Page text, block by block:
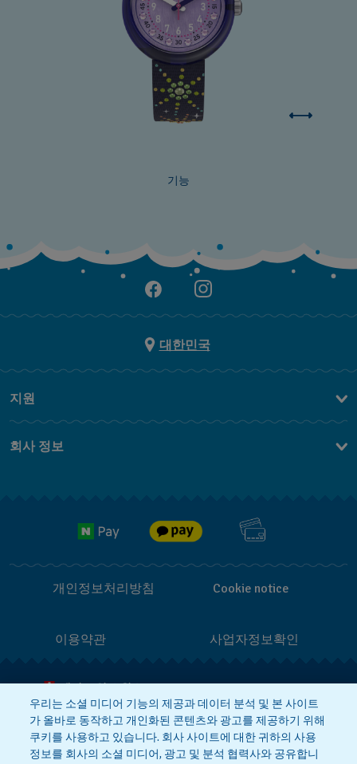
기능
대한민국
지원
FAQ
회사 정보
개인정보처리방침 Cookie notice
이용약관 사업자정보확인
메이드 인 스위스
상호 : 스와치그룹코리아(주)
대표 : STEPHEN DAMON DE LUCCHI
사업자등록번호: 220-81-01107
주소 : 서울특별시 서대문구 충정로
우리는 소셜 미디어 기능의 제공과 데이터 분석 및 본 사이트
가 올바로 동작하고 개인화된 콘텐츠와 광고를 제공하기 위해
쿠키를 사용하고 있습니다. 회사 사이트에 대한 귀하의 사용
정보를 회사의 소셜 미디어, 광고 및 분석 협력사와 공유합니